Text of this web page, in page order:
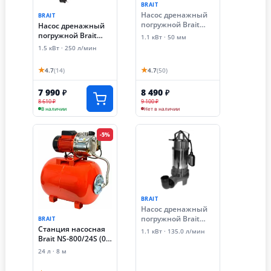
BRAIT
Насос дренажный
погружной Brait
NDF-1500B
с ножом, чугун)
1.5 кВт · 250 л/мин
★4.7(14)
7 990 ₽
8 610 ₽
В наличии
BRAIT
Насос дренажный
погружной Brait
NDF-1100BS (1.1 кВт,
1.1 кВт · 50 мм
★4.7(50)
8 490 ₽
9 100 ₽
Нет в наличии
-5%
BRAIT
Станция насосная
Brait NS-800/24S (0.8
кВт)
24 л · 8 м
BRAIT
Насос дренажный
погружной Brait
NPDF-1100BS
1.1 кВт · 135.0 л/мин